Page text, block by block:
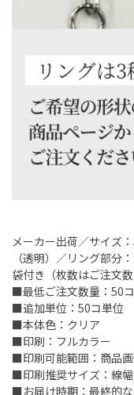
メーカー出荷／サイズ
（透明）／リング部分
袋付き（枚数はご注文数
■最低ご注文数量：50
■追加単位：50コ単位
■本体色：クリア
■印刷：フルカラー
■印刷可能範囲：商品画
■印刷推奨サイズ：線
■お届け時期：最終的